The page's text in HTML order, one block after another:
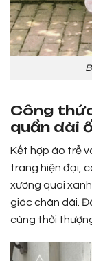
Công
quần dài
Kết hợp áo trễ
trang hiện đại,
xương quai
giác chân dài.
cùng thời